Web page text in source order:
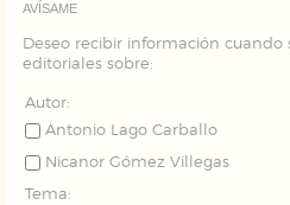
AVÍSAME
Deseo recibir información cuando
editoriales sobre:
Autor:
Antonio Lago Carballo
Nicanor Gómez Villegas
Tema:
Estas cookies son
publicitarios y se utilizan
que se basan en la
navegador y dispositivo de